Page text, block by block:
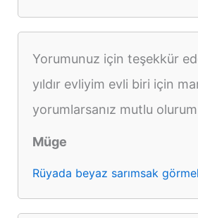
Yorumunuz için teşekkür
yıldır evliyim evli biri için
yorumlarsanız mutlu olurum
Müge
Rüyada beyaz sarımsak